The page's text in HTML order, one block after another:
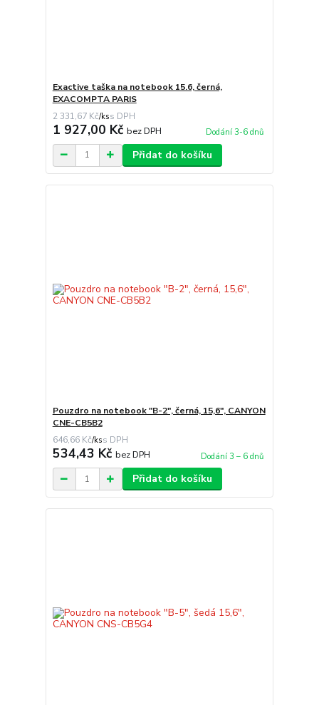
Exactive taška na notebook 15.6, černá,
EXACOMPTA PARIS
2 331,67 Kč/ks
1 927,00 Kč bez DPH Dodání 3-6 dnů
Přidat do košíku
Pouzdro na notebook "B-2", černá, 15,6", CANYON
CNE-CB5B2
646,66 Kč/ks
534,43 Kč bez DPH Dodání 3 – 6 dnů
Přidat do košíku